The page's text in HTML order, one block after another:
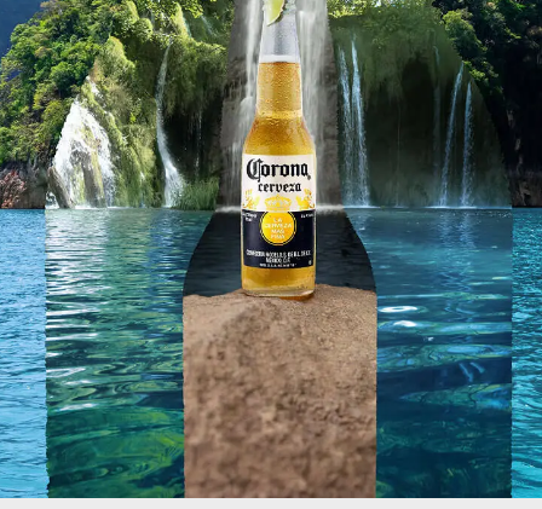
CÓMO LLEGAR
COMPARTIR
Inicio
Cerveza Corona
Corona Cero
Tienda
Sunset Spots 2026
Planes Corona
Aviso Legal
Política de Privacidad
Ajustes de privacidad
AB inbev
Contacto
Talk to ab inveb